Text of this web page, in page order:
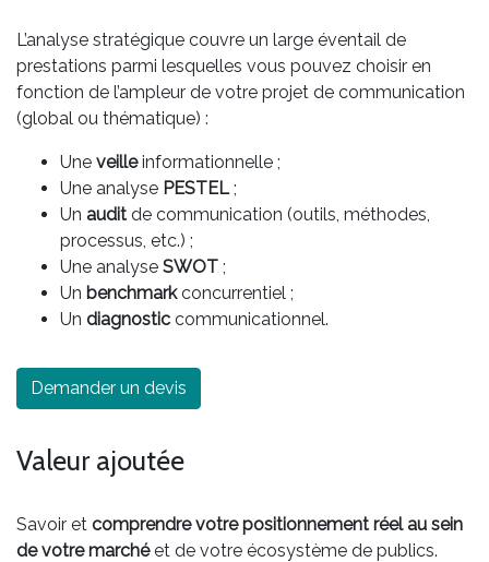
L’analyse stratégique couvre un large éventail de
prestations parmi lesquelles vous pouvez choisir en
fonction de l’ampleur de votre projet de communication
(global ou thématique) :
Une veilleinformationnelle ;
Une analyse PESTEL;
Un audit de communication (outils, méthodes,
processus, etc.) ;
Une analyse SWOT ;
Un benchmarkconcurrentiel ;
Un diagnostic communicationnel.
Demander un devis
Valeur ajoutée
Savoir et comprendre votre positionnement réel au sein
de votre marchéet de votre écosystème de publics.